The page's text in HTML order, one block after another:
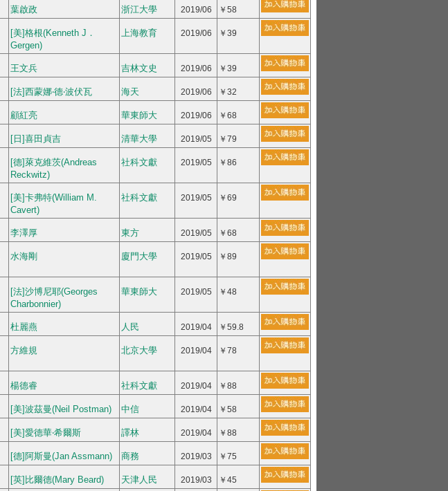
葉啟政 浙江大學 2019/06 ￥58
[美]格根(Kenneth J．
Gergen)
上海教育 2019/06 ￥39
王文兵 吉林文史 2019/06 ￥39
[法]西蒙娜‧德‧波伏瓦 海天 2019/06 ￥32
顧紅亮 華東師大 2019/06 ￥68
[日]喜田貞吉 清華大學 2019/05 ￥79
[德]萊克維茨(Andreas
Reckwitz)
社科文獻 2019/05 ￥86
[美]卡弗特(William M.
Cavert)
社科文獻 2019/05 ￥69
李澤厚 東方 2019/05 ￥68
水海剛 廈門大學 2019/05 ￥89
[法]沙博尼耶(Georges
Charbonnier)
華東師大 2019/05 ￥48
杜麗燕 人民 2019/04 ￥59.8
方維規 北京大學 2019/04 ￥78
楊德睿 社科文獻 2019/04 ￥88
[美]波茲曼(Neil Postman) 中信 2019/04 ￥58
[美]愛德華‧希爾斯 譯林 2019/04 ￥88
[德]阿斯曼(Jan Assmann) 商務 2019/03 ￥75
[英]比爾德(Mary Beard) 天津人民 2019/03 ￥45